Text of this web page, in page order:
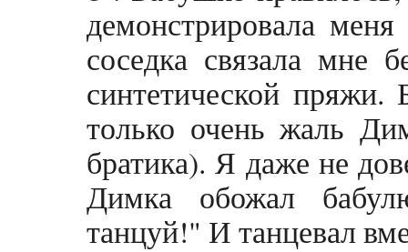
демонстрировала
соседка связала мне
синтетической
только очень жаль
братика). Я даже не
Димка обожал
танцуй!" И танцевал